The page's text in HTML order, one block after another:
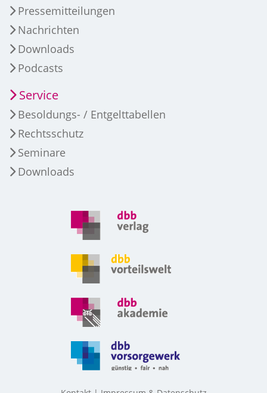
Pressemitteilungen
Nachrichten
Downloads
Podcasts
Service
Besoldungs- / Entgelttabellen
Rechtsschutz
Seminare
Downloads